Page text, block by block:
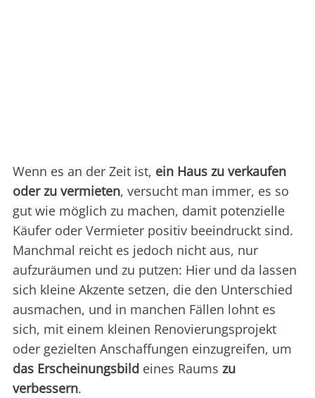
Wenn es an der Zeit ist, ein Haus zu verkaufen
oder zu vermieten, versucht man immer, es so
gut wie möglich zu machen, damit potenzielle
Käufer oder Vermieter positiv beeindruckt sind.
Manchmal reicht es jedoch nicht aus, nur
aufzuräumen und zu putzen: Hier und da lassen
sich kleine Akzente setzen, die den Unterschied
ausmachen, und in manchen Fällen lohnt es
sich, mit einem kleinen Renovierungsprojekt
oder gezielten Anschaffungen einzugreifen, um
das Erscheinungsbild eines Raums zu
verbessern.